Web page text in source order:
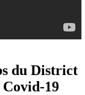
du District
19